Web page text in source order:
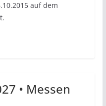
auf dem
• Messen